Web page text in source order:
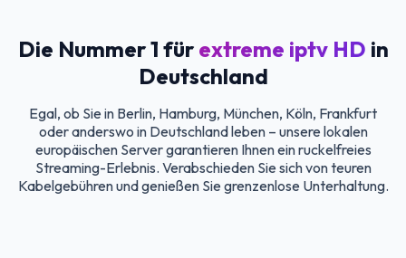
Die Nummer 1 für extreme iptv HD in
Deutschland
Egal, ob Sie in Berlin, Hamburg, München, Köln, Frankfurt
oder anderswo in Deutschland leben – unsere lokalen
europäischen Server garantieren Ihnen ein ruckelfreies
Streaming-Erlebnis. Verabschieden Sie sich von teuren
Kabelgebühren und genießen Sie grenzenlose Unterhaltung.